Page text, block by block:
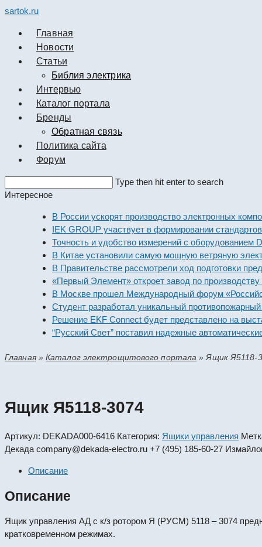
sartok.ru
Главная
Новости
Cтатьи
Библия электрика
Интервью
Каталог портала
Бренды
Обратная связь
Политика сайта
Форум
this
Type then hit enter to search
Интересное
В России ускорят производство электронных
IEK GROUP участвует в формировании стандартов
Точность и удобство измерений с оборудованием Dekraft
В Китае установили самую мощную ветряную
В Правительстве рассмотрели ход подготовки
«Первый Элемент» откроет завод по производству
В Москве прошел Международный форум «Российская
Студент разработал уникальный противопожарный
Решение EKF Connect будет представлено на
“Русский Свет” поставил надежные автоматические
Главная»Каталог электрощитового портала »Ящик Я5118-
Ящик Я5118-3074
Артикул: DEKADA000-6416 Категория: Ящики управления
Декада company@dekada-electro.ru +7 (495) 185-60-27
Описание
Описание
Ящик управления АД с к/з ротором Я (РУСМ) 5118 – 3074
кратковременном режимах.